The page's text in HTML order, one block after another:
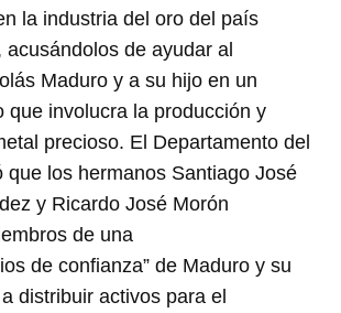
la industria del oro del país
de ayudar al
Maduro y a su hijo en un
que involucra la producción y
precioso. El Departamento del
que los hermanos Santiago José
y Ricardo José Morón
de una
de confianza” de Maduro y su
distribuir activos para el